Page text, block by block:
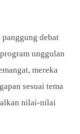
panggung debat
unggulan
mereka
sesuai tema
nilai-nilai